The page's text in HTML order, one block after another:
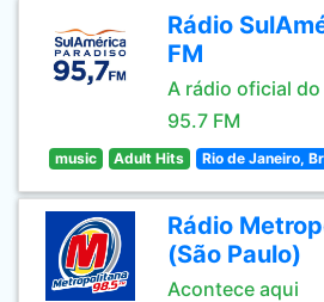
Rádio
FM
A rádio oficial do
95.7 FM
music Adult Hits Rio de Janeiro,
Rádio
(São Paulo)
Acontece aqui